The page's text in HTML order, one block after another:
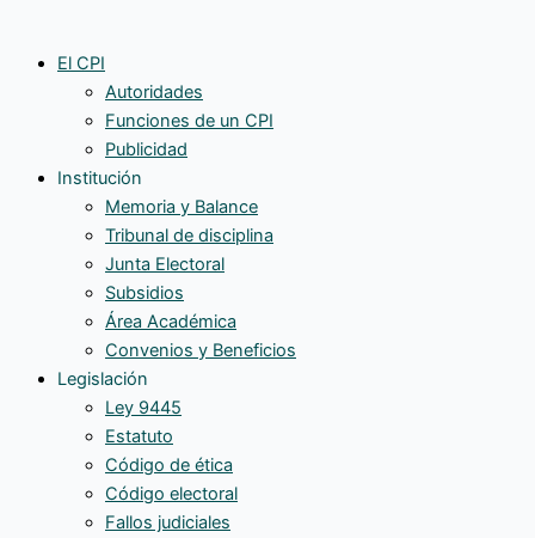
El CPI
Autoridades
Funciones de un CPI
Publicidad
Institución
Memoria y Balance
Tribunal de disciplina
Junta Electoral
Subsidios
Área Académica
Convenios y Beneficios
Legislación
Ley 9445
Estatuto
Código de ética
Código electoral
Fallos judiciales